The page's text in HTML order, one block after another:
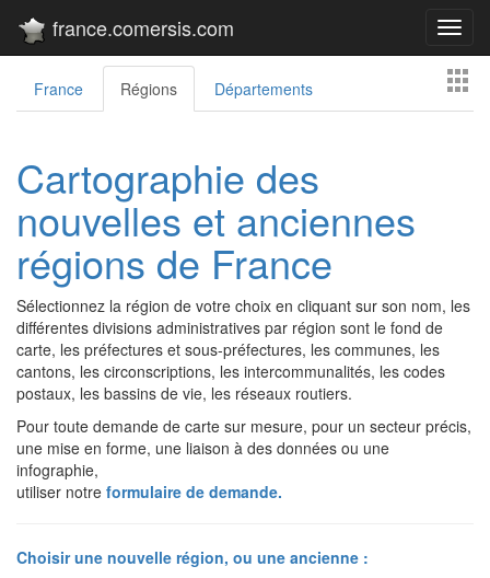
france.comersis.com
France Régions Départements
Cartographie des
nouvelles et anciennes
régions de France
Sélectionnez la région de votre choix en cliquant sur son nom, les
différentes divisions administratives par région sont le fond de
carte, les préfectures et sous-préfectures, les communes, les
cantons, les circonscriptions, les intercommunalités, les codes
postaux, les bassins de vie, les réseaux routiers.
Pour toute demande de carte sur mesure, pour un secteur précis,
une mise en forme, une liaison à des données ou une
infographie,
utiliser notre formulaire de demande.
Choisir une nouvelle région, ou une ancienne :